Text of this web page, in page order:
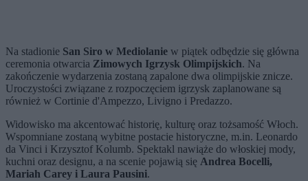
Na stadionie San Siro w Mediolanie w piątek odbędzie się główna
ceremonia otwarcia Zimowych Igrzysk Olimpijskich. Na
zakończenie wydarzenia zostaną zapalone dwa olimpijskie znicze.
Uroczystości związane z rozpoczęciem igrzysk zaplanowane są
również w Cortinie d'Ampezzo, Livigno i Predazzo.
Widowisko ma akcentować historię, kulturę oraz tożsamość Włoch.
Wspomniane zostaną wybitne postacie historyczne, m.in. Leonardo
da Vinci i Krzysztof Kolumb. Spektakl nawiąże do włoskiej mody,
kuchni oraz designu, a na scenie pojawią się Andrea Bocelli,
Mariah Carey i Laura Pausini.